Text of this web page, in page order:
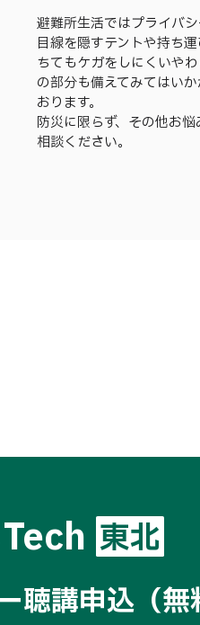
避難所生活ではプライバ
目線を隠すテントや持ち
ちてもケガをしにくいや
の部分も備えてみてはい
おります。
防災に限らず、その他お
相談ください。
Tech 東北
聴講申込（無